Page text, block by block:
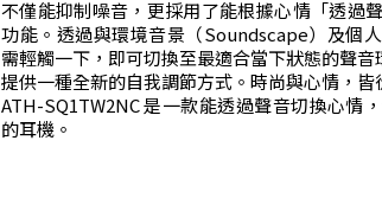
不僅能抑制噪音，更採用了能根據心情「透過
功能。透過與環境音景（Soundscape）及個
需輕觸一下，即可切換至最適合當下狀態的聲音
提供一種全新的自我調節方式。時尚與心情，皆
ATH-SQ1TW2NC 是一款能透過聲音切換心情
的耳機。